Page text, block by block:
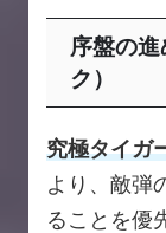
序盤の
ク）
究極タイガ
より、敵弾
ることを優